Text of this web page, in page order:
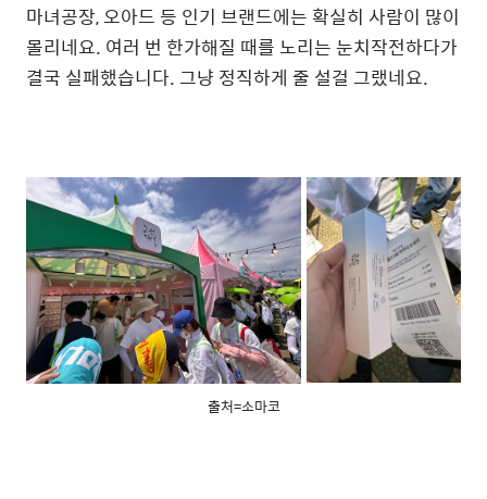
마녀공장, 오아드 등 인기 브랜드에는 확실히 사람이 많이
몰리네요. 여러 번 한가해질 때를 노리는 눈치작전하다가
결국 실패했습니다. 그냥 정직하게 줄 설걸 그랬네요.
출처=소마코